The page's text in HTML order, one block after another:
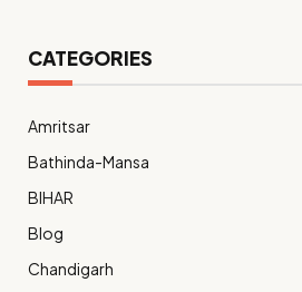
CATEGORIES
Amritsar
Bathinda-Mansa
BIHAR
Blog
Chandigarh